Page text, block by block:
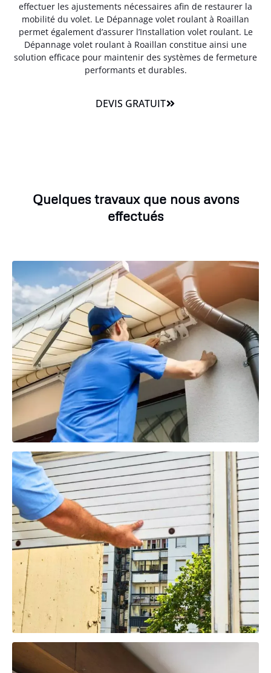
effectuer les ajustements nécessaires afin de restaurer la
mobilité du volet. Le Dépannage volet roulant à Roaillan
permet également d’assurer l’Installation volet roulant. Le
Dépannage volet roulant à Roaillan constitue ainsi une
solution efficace pour maintenir des systèmes de fermeture
performants et durables.
DEVIS GRATUIT
Quelques travaux que nous avons
effectués